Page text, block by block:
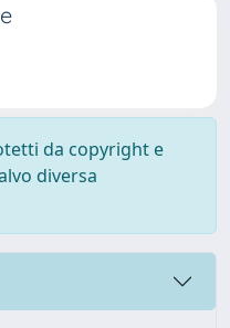
da copyright e
diversa